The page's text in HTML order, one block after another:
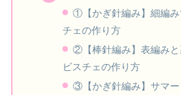
①【かぎ針編み】細編み
チェの作り方
②【棒針編み】表編み
ビスチェの作り方
③【かぎ針編み】サマ